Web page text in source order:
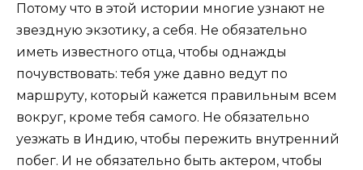
Потому что в этой истории многие узнают не
звездную экзотику, а себя. Не обязательно
иметь известного отца, чтобы однажды
почувствовать: тебя уже давно ведут по
маршруту, который кажется правильным всем
вокруг, кроме тебя самого. Не обязательно
уезжать в Индию, чтобы пережить внутренний
побег. И не обязательно быть актером, чтобы